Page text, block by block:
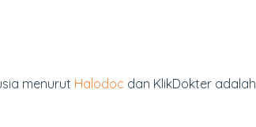
menurut Halodoc dan KlikDokter adalah